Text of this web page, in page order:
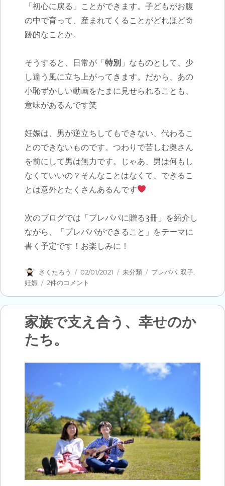
「初心に戻る」ことができます。子どもがお腹
の中で育って、産まれてくることがどれほど奇
跡的なことか。
そうすると、日常が「特別」なものとして、少
し違う風に立ち上がってきます。だから、あの
小恥ずかしい動画をたまに見せられることも、
意味があるんです笑
妊娠は、男が逆立ちしてもできない、代わるこ
とのできないものです。つわりで苦しむ奥さん
を前にして男は無力です。じゃあ、男は何もし
なくていいの？そんなことはなくて、できるこ
とは意外とたくさんあるんです
次のブログでは「プレパパに贈る3冊」を紹介し
ながら、「プレパパができること」をテーマに
書く予定です！お楽しみに！
投
稿
さくたろう
投
稿
02/01/2021
カ
リ
未分類
タ
プレパパ, 双子,
妊娠
人
最
大
の
サ
プ
の
2件のコメント
家族で支え合う、幸せのか
たち。